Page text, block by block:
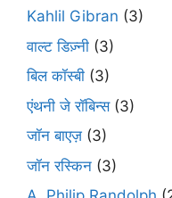
Kahlil Gibran (3)
वाल्ट डिज़्नी (3)
बिल कॉस्बी (3)
एंथनी जे रॉबिन्स(3)
जॉन बाएज़ (3)
जॉन रस्किन (3)